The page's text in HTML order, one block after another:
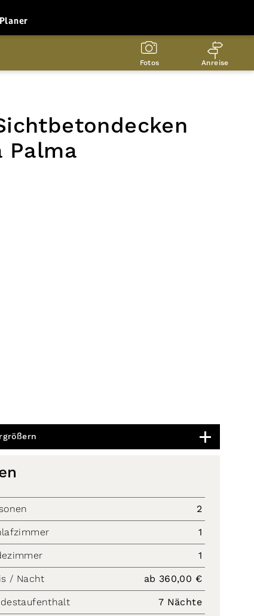
Planer
Fotos Anreise
Palma
2
1
1
/ Nacht ab 360,00 €
7 Nächte